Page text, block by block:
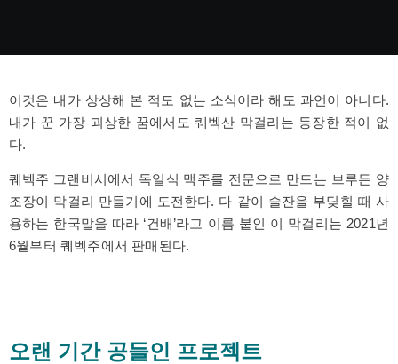
이것은 내가 상상해 본 적도 없는 소식이라 해도 과언이 아니다.
내가 꾼 가장 괴상한 꿈에서도 퀘벡산 막걸리는 등장한 적이 없
다.
퀘벡주 그랜비시에서 독일식 맥주를 전문으로 만드는 브루든 양
조장이 막걸리 만들기에 도전한다. 다 같이 술잔을 부딪힐 때 사
용하는 한국말을 따라 ‘건배’라고 이름 붙인 이 막걸리는 2021년
6월부터 퀘벡주에서 판매된다.
오랜 기간 공들인 프로젝트